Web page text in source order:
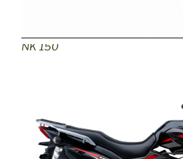
NK 150